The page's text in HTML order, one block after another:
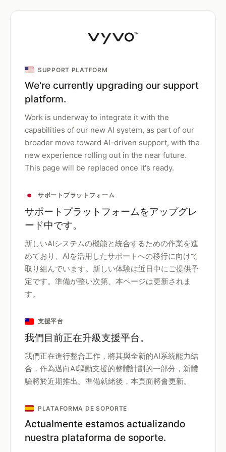
SUPPORT PLATFORM
We're currently upgrading our support
platform.
Work is underway to integrate it with the
capabilities of our new AI system, as part of our
broader move toward AI-driven support, with the
new experience rolling out in the near future.
This page will be replaced once it's ready.
サポートプラットフォーム
サポートプラットフォームをアップグレ
ード中です。
新しいAIシステムの機能と統合するための作業を進
めており、AIを活用したサポートへの移行に向けて
取り組んでいます。新しい体験は近日中にご提供予
定です。準備が整い次第、本ページは更新されま
す。
支援平台
我們目前正在升級支援平台。
我們正在進行整合工作，將其與全新的AI系統能力結
合，作為邁向AI驅動支援的整體計劃的一部分，新體
驗將於近期推出。準備就緒後，本頁面將會更新。
PLATAFORMA DE SOPORTE
Actualmente estamos actualizando
nuestra plataforma de soporte.